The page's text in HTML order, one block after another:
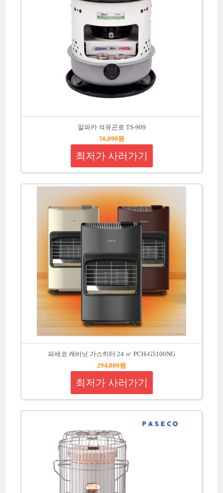
알파카 석유곤로 TS-909
56,090원
최저가 사러가기
파세코 캐비닛 가스히터 24 ㎡ PCH-G5100NG
294,800원
최저가 사러가기